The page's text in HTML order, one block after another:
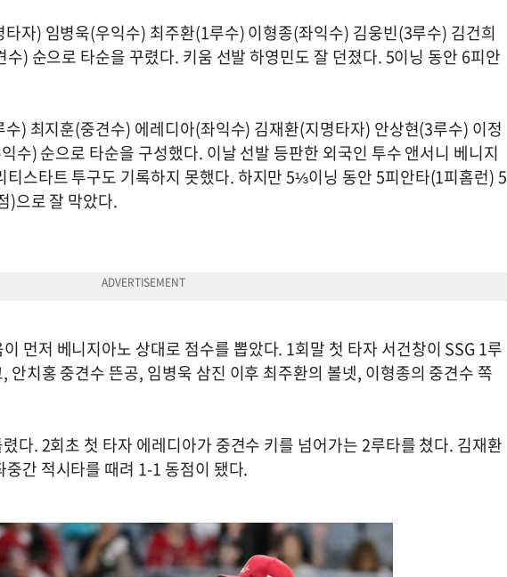
자) 임병욱(우익수) 최주환(1루수) 이형종(좌익수) 김웅빈(3루수) 김건희
) 순으로 타순을 꾸렸다. 키움 선발 하영민도 잘 던졌다. 5이닝 동안 6피안
) 최지훈(중견수) 에레디아(좌익수) 김재환(지명타자) 안상현(3루수) 이정
수) 순으로 타순을 구성했다. 이날 선발 등판한 외국인 투수 앤서니 베니지
티스타트 투구도 기록하지 못했다. 하지만 5⅓이닝 동안 5피안타(1피홈런) 5
)으로 잘 막았다.
먼저 베니지아노 상대로 점수를 뽑았다. 1회말 첫 타자 서건창이 SSG 1루
안치홍 중견수 뜬공, 임병욱 삼진 이후 최주환의 볼넷, 이형종의 중견수 쪽
다. 2회초 첫 타자 에레디아가 중견수 키를 넘어가는 2루타를 쳤다. 김재환
간 적시타를 때려 1-1 동점이 됐다.